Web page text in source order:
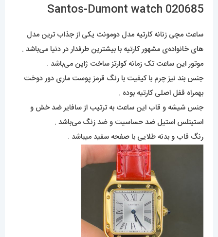
Santos-Dumont watch 020685
ساعت مچی زنانه کارتیه مدل دومونت یکی از جذاب ترین مدل
های خانواده‌ی مشهور کارتیه با بیشترین طرفدار در دنیا می‌باشد .
موتور این ساعت تک زمانه کوارتز ساخت ژاپن می‌باشد .
جنس بند نیز چرم با کیفیت با رنگ قرمز پوست ماری دور دوخت
بهمراه قفل اصلی کارتیه بوده .
جنس شیشه و قاب این ساعت به ترتیب از سافایر ضد خش و
استینلس استیل ضد حساسیت و ضد زنگ می‌باشد .
رنگ قاب و بدنه طلایی با صفحه سفید میباشد .